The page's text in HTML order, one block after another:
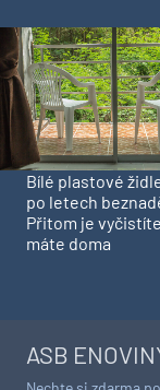
Bílé plastové
po letech
Přitom je
máte doma
ASB